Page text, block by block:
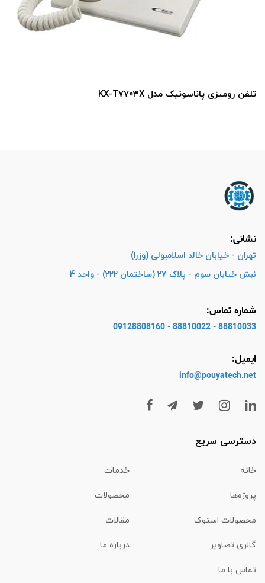
تلفن رومیزی پاناسونیک مدل KX-T7703X
نشانی:
تهران - خیابان خالد اسلامبولی (وزرا)
نبش خیابان سوم - پلاک 27 (ساختمان 222) - واحد 4
شماره تماس:
88810033 - 88810022 - 09128808160
ایمیل:
info@pouyatech.net
دسترسی سریع
خانه خدمات
پروژه‌ها محصولات
محصولات استوک مقالات
گالری تصاویر درباره ما
تماس با ما